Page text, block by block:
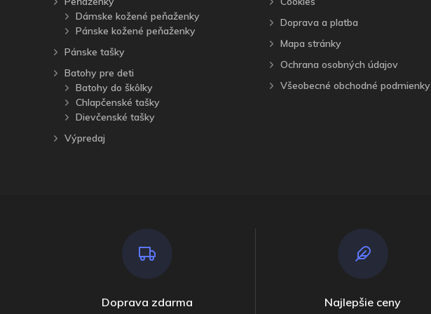
Dámske kožené peňaženky
Pánske kožené peňaženky
Pánske tašky
Batohy pre deti
Batohy do škôlky
Chlapčenské tašky
Dievčenské tašky
Výpredaj
Doprava a platba
Mapa stránky
Ochrana osobných údajov
Všeobecné obchodné podmienky
Doprava zdarma Najlepšie ceny